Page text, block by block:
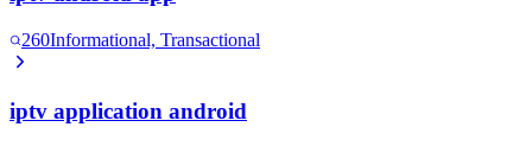
260Informational, Transactional
iptv application android